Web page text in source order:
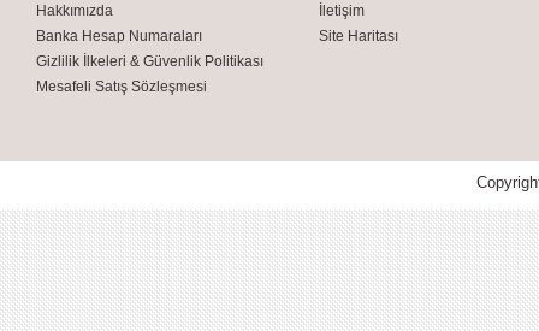
Hakkımızda
Banka Hesap Numaraları
Gizlilik İlkeleri & Güvenlik Politikası
Mesafeli Satış Sözleşmesi
İletişim
Site Haritası